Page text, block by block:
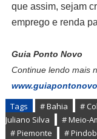
que assim, sejam
emprego e renda
Guia Ponto Novo
Continue lendo mais
Tags # Bahia #
Juliano Silva
# Meio-
# Piemonte
#